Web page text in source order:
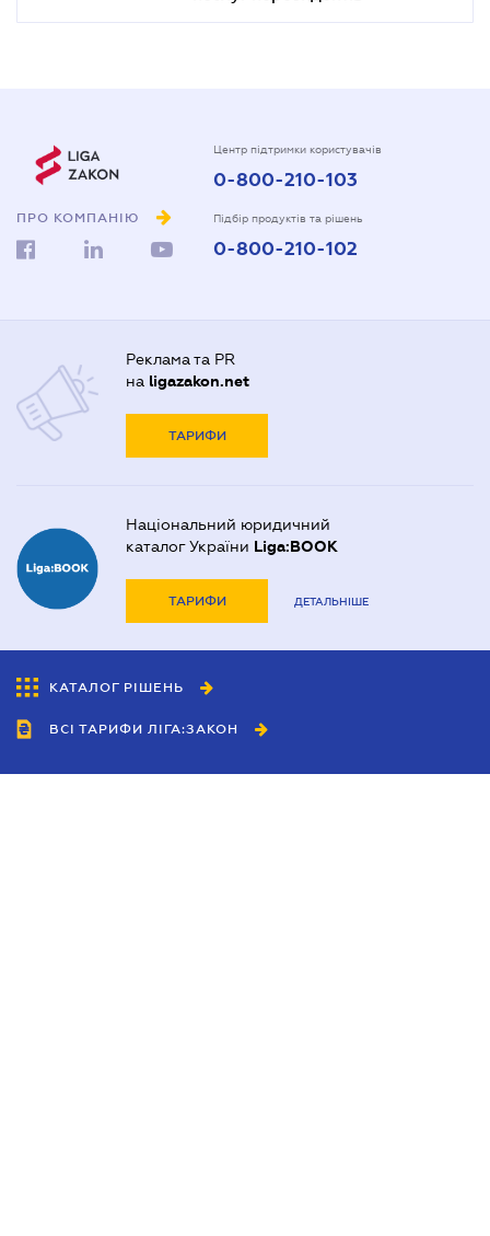
ПРО КОМПАНІЮ
Центр підтримки користувачів
0-800-210-103
Підбір продуктів та рішень
0-800-210-102
Реклама та PR
на ligazakon.net
ТАРИФИ
Національний юридичний
каталог України Liga:BOOK
ТАРИФИ ДЕТАЛЬНІШЕ
КАТАЛОГ РІШЕНЬ
ВСІ ТАРИФИ ЛІГА:ЗАКОН